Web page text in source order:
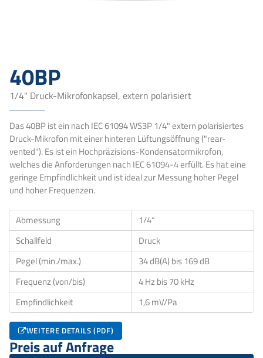
40BP
1/4" Druck-Mikrofonkapsel, extern polarisiert
Das 40BP ist ein nach IEC 61094 WS3P 1/4" extern polarisiertes
Druck-Mikrofon mit einer hinteren Lüftungsöffnung ("rear-
vented"). Es ist ein Hochpräzisions-Kondensatormikrofon,
welches die Anforderungen nach IEC 61094-4 erfüllt. Es hat eine
geringe Empfindlichkeit und ist ideal zur Messung hoher Pegel
und hoher Frequenzen.
Abmessung
1/4“
Schallfeld
Druck
Pegel (min./max.)
34 dB(A) bis 169 dB
Frequenz (von/bis)
4 Hz bis 70 kHz
Empfindlichkeit
1,6 mV/Pa
WEITERE DETAILS (PDF)
Preis auf Anfrage